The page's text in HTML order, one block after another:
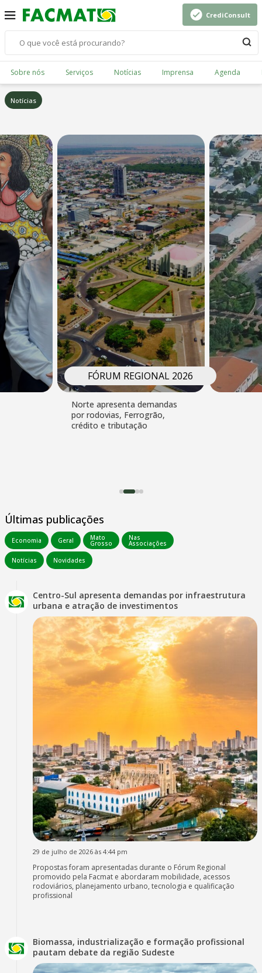
CrediConsult
Sobre nós Serviços Notícias Imprensa Agenda
Notícias
FÓRUM REGIONAL 2026
Sudoeste relaciona
desenvolvimento à moradia e
à qualificação profissional
Últimas publicações
Economia Geral Mato
Grosso
Nas
Associações
Notícias Novidades
Centro-Sul apresenta demandas por infraestrutura
urbana e atração de investimentos
29 de julho de 2026 às 4:44 pm
Propostas foram apresentadas durante o Fórum Regional
promovido pela Facmat e abordaram mobilidade, acessos
rodoviários, planejamento urbano, tecnologia e qualificação
profissional
Biomassa, industrialização e formação profissional
pautam debate da região Sudeste